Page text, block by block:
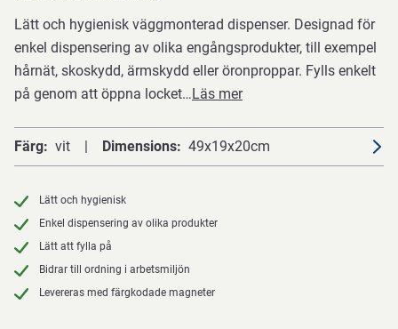
Lätt och hygienisk väggmonterad dispenser. Designad för
enkel dispensering av olika engångsprodukter, till exempel
hårnät, skoskydd, ärmskydd eller öronproppar. Fylls enkelt
på genom att öppna locket…Läs mer
Färg vit Dimensions 49x19x20cm
Lätt och hygienisk
Enkel dispensering av olika produkter
Lätt att fylla på
Bidrar till ordning i arbetsmiljön
Levereras med färgkodade magneter